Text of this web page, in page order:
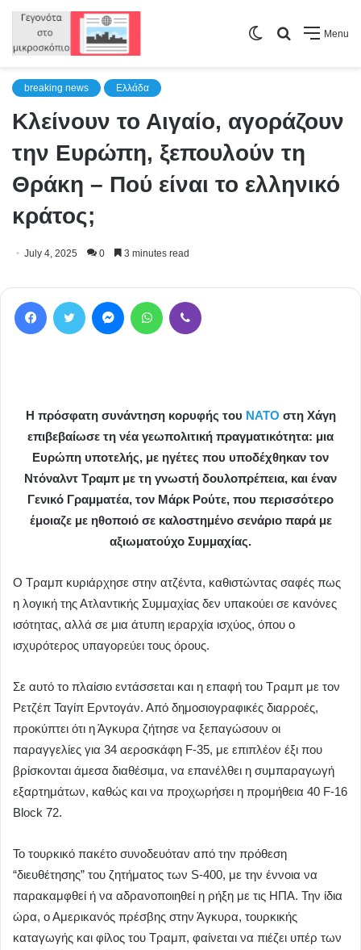
Menu
Search
Switch
breaking news Ελλάδα
Κλείνουν το Αιγαίο, αγοράζουν
την Ευρώπη, ξεπουλούν τη
Θράκη – Πού είναι το ελληνικό
κράτος;
July 4, 2025 0 3 minutes read
Facebook Twitter MessengerWhatsApp
Η πρόσφατη συνάντηση κορυφής του ΝΑΤΟ στη Χάγη
επιβεβαίωσε τη νέα γεωπολιτική πραγματικότητα: μια
Ευρώπη υποτελής, με ηγέτες που υποδέχθηκαν τον
Ντόναλντ Τραμπ με τη γνωστή δουλοπρέπεια, και έναν
Γενικό Γραμματέα, τον Μάρκ Ρούτε, που περισσότερο
έμοιαζε με ηθοποιό σε καλοστημένο σενάριο παρά με
αξιωματούχο Συμμαχίας.
Ο Τραμπ κυριάρχησε στην ατζέντα, καθιστώντας σαφές πως
η λογική της Ατλαντικής Συμμαχίας δεν υπακούει σε κανόνες
ισότητας, αλλά σε μια άτυπη ιεραρχία ισχύος, όπου ο
ισχυρότερος υπαγορεύει τους όρους.
Σε αυτό το πλαίσιο εντάσσεται και η επαφή του Τραμπ με τον
Ρετζέπ Ταγίπ Ερντογάν. Από δημοσιογραφικές διαρροές,
προκύπτει ότι η Άγκυρα ζήτησε να ξεπαγώσουν οι
παραγγελίες για 34 αεροσκάφη F-35, με επιπλέον έξι που
βρίσκονται άμεσα διαθέσιμα, να επανέλθει η συμπαραγωγή
εξαρτημάτων, καθώς και να προχωρήσει η προμήθεια 40 F-16
Block 72.
Το τουρκικό πακέτο συνοδευόταν από την πρόθεση
“διευθέτησης” του ζητήματος των S-400, με την έννοια να
παρακαμφθεί ή να αδρανοποιηθεί η ρήξη με τις ΗΠΑ. Την ίδια
ώρα, ο Αμερικανός πρέσβης στην Άγκυρα, τουρκικής
καταγωγής και φίλος του Τραμπ, φαίνεται να πιέζει υπέρ των